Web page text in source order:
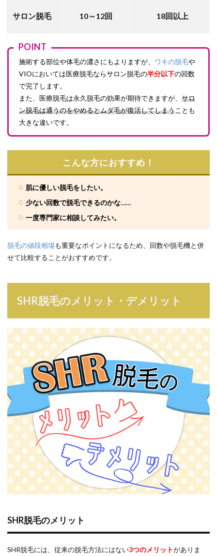
サロン脱毛 10～12回 18回以上
POINT
施術する部位や体毛の濃さにもよりますが、 ワキの脱毛や
VIOにおいては医療脱毛ならサロン脱毛の半分以下の回数
で完了します。
また、医療脱毛は永久脱毛の効果が期待できますが、 サロ
ン脱毛は通うのをやめるとムダ毛が復活してしまうことも
大きな違いです。
こんな方におすすめ！
肌に優しい脱毛をしたい。
少ない回数で脱毛できるのかな……
一度専門家に相談してみたい。
脱毛の値段相場も重要なポイントになるため、回数や脱毛機と併
せて比較することがおすすめです。
SHR脱毛のメリット・デメリット
SHR脱毛のメリット
SHR脱毛には、従来の脱毛方法にはない3つのメリットがありま